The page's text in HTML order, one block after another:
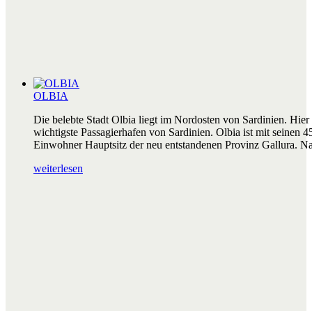
OLBIA
Die belebte Stadt Olbia liegt im Nordosten von Sardinien. Hier
wichtigste Passagierhafen von Sardinien. Olbia ist mit seinen
Einwohner Hauptsitz der neu entstandenen Provinz Gallura.
weiterlesen